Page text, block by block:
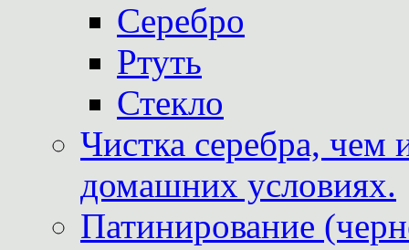
Серебро
Ртуть
Стекло
Чистка серебра, чем
домашних условиях.
Патинирование